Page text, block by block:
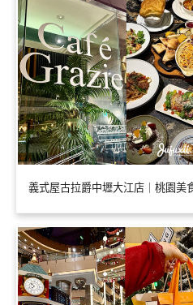
義式屋古拉爵中壢大江店｜桃園美